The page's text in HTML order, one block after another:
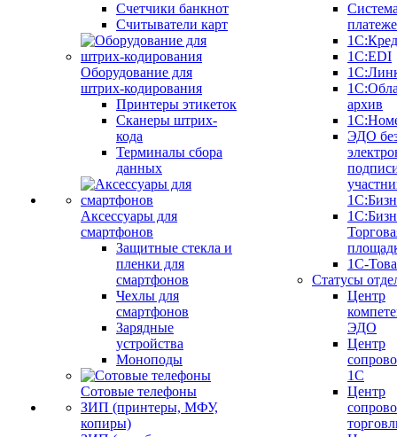
Счетчики банкнот
Считыватели карт
Оборудование для
штрих-кодирования
Принтеры этикеток
Сканеры штрих-
кода
Терминалы сбора
данных
Аксессуары для
смартфонов
Защитные стекла и
пленки для
смартфонов
Чехлы для
смартфонов
Зарядные
устройства
Моноподы
Сотовые телефоны
ЗИП (принтеры, МФУ,
копиры)
1С:EDI
архив
ЭДО
1С-
Статусы
Центр
ЭДО
Центр
1С
Центр